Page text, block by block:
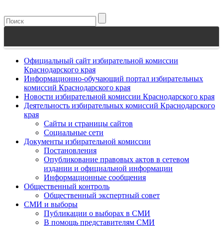
Официальный сайт избирательной комиссии
Краснодарского края
Информационно-обучающий портал избирательных
комиссий Краснодарского края
Новости избирательной комиссии Краснодарского края
Деятельность избирательных комиссий Краснодарского
края
Сайты и страницы сайтов
Социальные сети
Документы избирательной комиссии
Постановления
Опубликование правовых актов в сетевом
издании и официальной информации
Информационные сообщения
Общественный контроль
Общественный экспертный совет
СМИ и выборы
Публикации о выборах в СМИ
В помощь представителям СМИ